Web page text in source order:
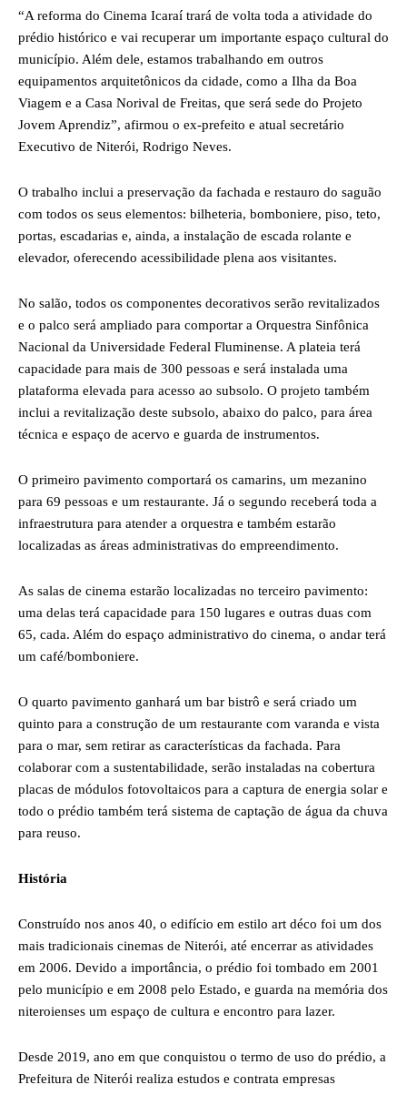
“A reforma do Cinema Icaraí trará de volta toda a atividade do
prédio histórico e vai recuperar um importante espaço cultural do
município. Além dele, estamos trabalhando em outros
equipamentos arquitetônicos da cidade, como a Ilha da Boa
Viagem e a Casa Norival de Freitas, que será sede do Projeto
Jovem Aprendiz”, afirmou o ex-prefeito e atual secretário
Executivo de Niterói, Rodrigo Neves.
O trabalho inclui a preservação da fachada e restauro do saguão
com todos os seus elementos: bilheteria, bomboniere, piso, teto,
portas, escadarias e, ainda, a instalação de escada rolante e
elevador, oferecendo acessibilidade plena aos visitantes.
No salão, todos os componentes decorativos serão revitalizados
e o palco será ampliado para comportar a Orquestra Sinfônica
Nacional da Universidade Federal Fluminense. A plateia terá
capacidade para mais de 300 pessoas e será instalada uma
plataforma elevada para acesso ao subsolo. O projeto também
inclui a revitalização deste subsolo, abaixo do palco, para área
técnica e espaço de acervo e guarda de instrumentos.
O primeiro pavimento comportará os camarins, um mezanino
para 69 pessoas e um restaurante. Já o segundo receberá toda a
infraestrutura para atender a orquestra e também estarão
localizadas as áreas administrativas do empreendimento.
As salas de cinema estarão localizadas no terceiro pavimento:
uma delas terá capacidade para 150 lugares e outras duas com
65, cada. Além do espaço administrativo do cinema, o andar terá
um café/bomboniere.
O quarto pavimento ganhará um bar bistrô e será criado um
quinto para a construção de um restaurante com varanda e vista
para o mar, sem retirar as características da fachada. Para
colaborar com a sustentabilidade, serão instaladas na cobertura
placas de módulos fotovoltaicos para a captura de energia solar e
todo o prédio também terá sistema de captação de água da chuva
para reuso.
História
Construído nos anos 40, o edifício em estilo art déco foi um dos
mais tradicionais cinemas de Niterói, até encerrar as atividades
em 2006. Devido a importância, o prédio foi tombado em 2001
pelo município e em 2008 pelo Estado, e guarda na memória dos
niteroienses um espaço de cultura e encontro para lazer.
Desde 2019, ano em que conquistou o termo de uso do prédio, a
Prefeitura de Niterói realiza estudos e contrata empresas